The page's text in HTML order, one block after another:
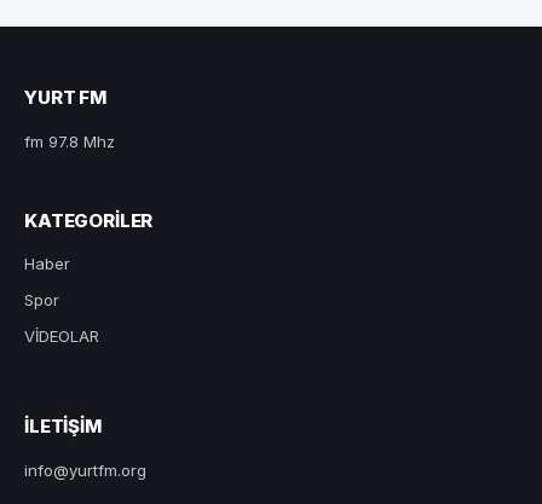
YURT FM
fm 97.8 Mhz
KATEGORILER
Haber
Spor
VİDEOLAR
ILETIŞIM
info@yurtfm.org